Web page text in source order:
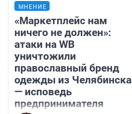
МНЕНИЕ
«Маркетплейс нам
ничего не должен»:
атаки на WB
уничтожили
православный бренд
одежды из Челябинска
— исповедь
предпринимателя